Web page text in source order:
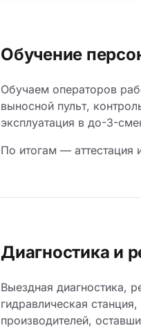
Обучение
Обучаем операторов
выносной пульт,
эксплуатация в до-3-
По итогам — аттестация
Диагностика и
Выездная диагностика,
гидравлическая
производителей,